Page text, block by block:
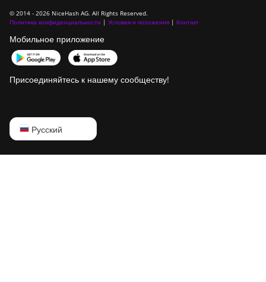
© 2014 - 2026 NiceHash AG. All Rights Reserved.
Политика конфиденциальности | Условия и положения | Контакт
Мобильное приложение
Присоединяйтесь к нашему сообществу!
Русский
English